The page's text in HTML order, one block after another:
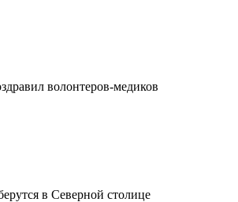
волонтеров-медиков
в Северной столице